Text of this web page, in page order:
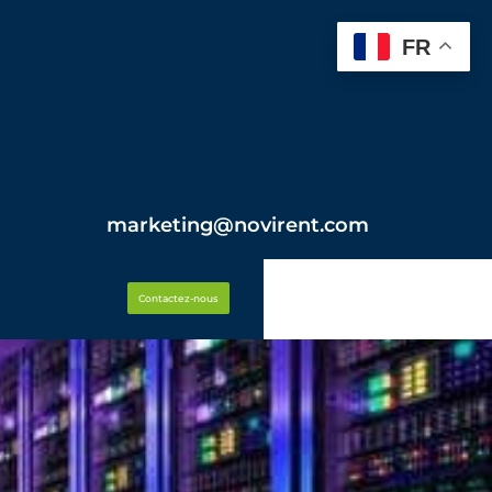
marketing@novirent.com
Contactez-nous
FR